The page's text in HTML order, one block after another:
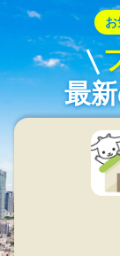
最